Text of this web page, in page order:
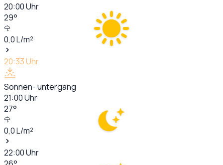
20:00Uhr
29°
0,0L/m²
20:33Uhr
Sonnen- untergang
21:00Uhr
27°
0,0L/m²
22:00Uhr